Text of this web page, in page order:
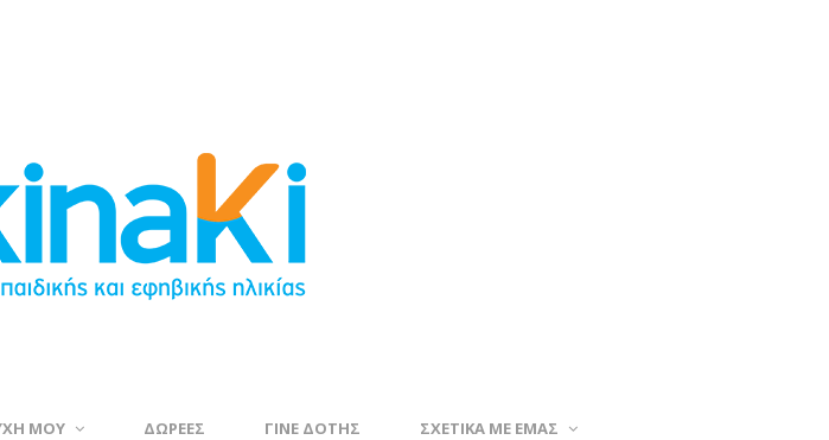
ΜΟΥ ΔΩΡΕΕΣ ΓΙΝΕ ΔΟΤΗΣ ΣΧΕΤΙΚΑ ΜΕ ΕΜΑΣ